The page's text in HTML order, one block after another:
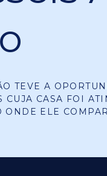
TEVE A
CUJA CASA FOI
ONDE ELE